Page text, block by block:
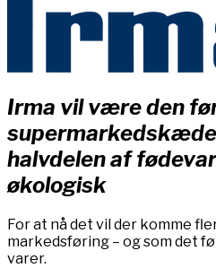
Irma vil være den
halvdelen af
økologisk
For at nå det vil der komme
markedsføring – og som det
varer.